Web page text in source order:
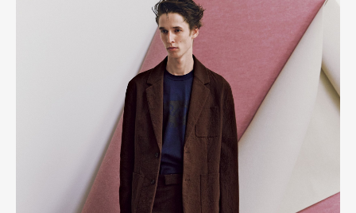
Pen Membership
Official Columnist
About
Contact
Pen Meet
Pen international Pen tw